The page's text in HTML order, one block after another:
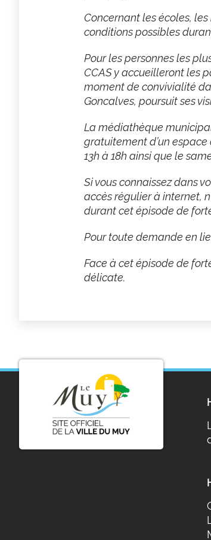
Concernant les écoles,
conditions possibles
Pour les personnes les
CCAS y accueilleront les
moment de convivialité
Goncalves, poursuit ses
La médiathèque
gratuitement d’un espace
13h à 18h ainsi que le
Si vous connaissez dans
accès régulier à internet,
durant cet épisode de
Pour toute demande en
Face à cet épisode de
délicate.